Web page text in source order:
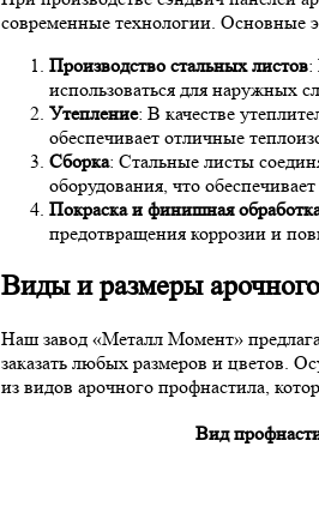
современные технологии. Основные
Производство стальных листов:
использоваться для наружных
Утепление: В качестве
обеспечивает отличные
Сборка: Стальные листы
оборудования, что
Покраска и финишная
предотвращения коррозии и
Виды и размеры
Наш завод «Металл Момент»
заказать любых размеров и цветов.
из видов арочного профнастила,
Вид